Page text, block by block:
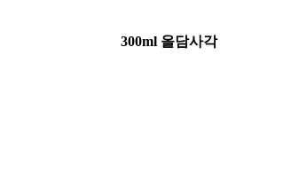
300ml 올담사각